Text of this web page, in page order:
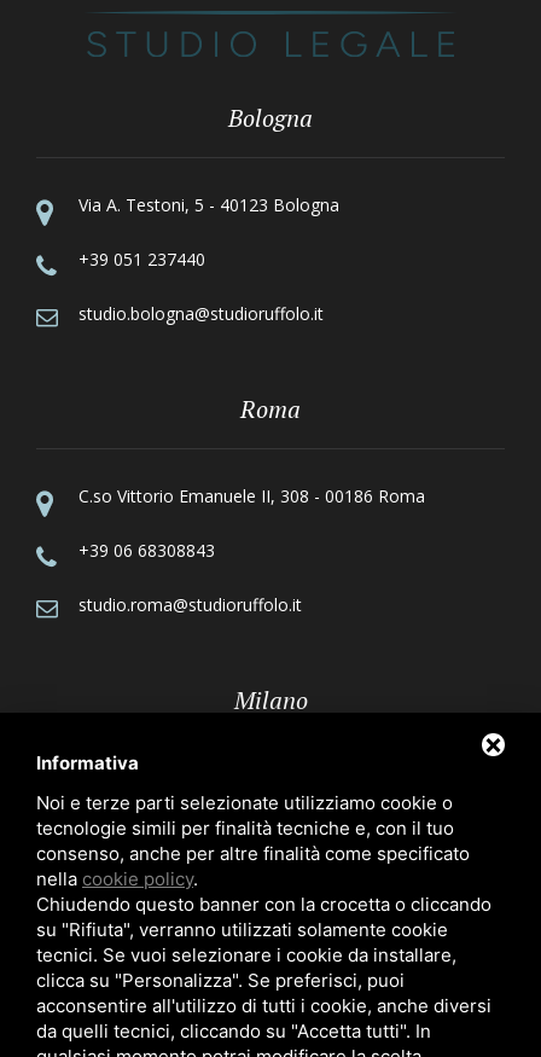
Bologna
Via A. Testoni, 5 - 40123 Bologna
+39 051 237440
studio.bologna@studioruffolo.it
Roma
C.so Vittorio Emanuele II, 308 - 00186 Roma
+39 06 68308843
studio.roma@studioruffolo.it
Milano
+39 02 70109223
studio.milano@studioruffolo.it
Informativa
Noi e terze parti selezionate utilizziamo cookie o
tecnologie simili per finalità tecniche e, con il tuo
consenso, anche per altre finalità come specificato
nella cookie policy.
Chiudendo questo banner con la crocetta o cliccando
su "Rifiuta", verranno utilizzati solamente cookie
tecnici. Se vuoi selezionare i cookie da installare,
clicca su "Personalizza". Se preferisci, puoi
acconsentire all'utilizzo di tutti i cookie, anche diversi
da quelli tecnici, cliccando su "Accetta tutti". In